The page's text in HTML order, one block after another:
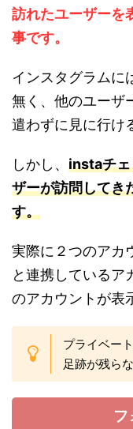
訪れたユーザーを
事です。
インスタグラムに
無く、他のユーザ
遣わずに見に行け
しかし、 instaチェ
ザーが訪問してき
す。
実際に２つのアカ
と連携しているア
のアカウントが表
プライベー
足跡が残ら
フ